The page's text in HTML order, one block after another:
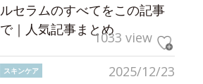
ルセラムのすべてをこの記事
で｜人気記事まとめ1033 view
2025/12/23
スキンケア